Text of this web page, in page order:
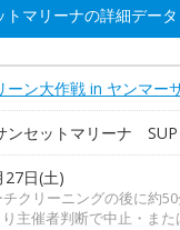
マリーナの詳細データ
ーン大作戦 in ヤンマー
ンセットマリーナ SUP
27日(土)
クリーニングの後に約
主催者判断で中止・また